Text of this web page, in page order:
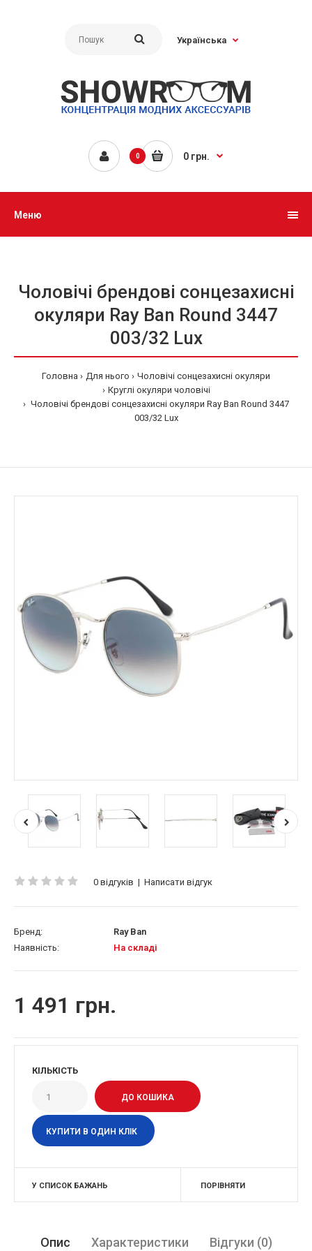
Українська
0 0 грн.
Меню
Чоловічі брендові сонцезахисні
окуляри Ray Ban Round 3447
003/32 Lux
Головна Для нього
Чоловічі сонцезахисні окуляри
Круглі окуляри чоловічі
Чоловічі брендові сонцезахисні окуляри Ray Ban Round 3447
003/32 Lux
0 відгуків | Написати відгук
Бренд:
Ray Ban
Наявність:
На складі
1 491 грн.
КІЛЬКІСТЬ
КУПИТИ В ОДИН КЛІК
У СПИСОК БАЖАНЬ ПОРІВНЯТИ
Опис Характеристики Відгуки (0)